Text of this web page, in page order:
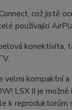
což jistě
používající
konektivita,
kompaktní a
LSX II je
k